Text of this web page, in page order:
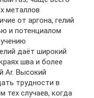
металлов
от аргона, гелий
и потенциалом
даёт широкий
шва и более
Ar. Высокий
трудности в
тех случаев, когда